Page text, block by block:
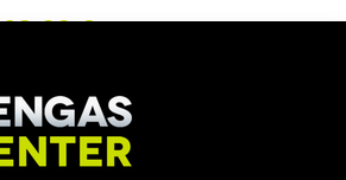
62,00€
Toimittajilla (kotimaa):
Toimitusaika: